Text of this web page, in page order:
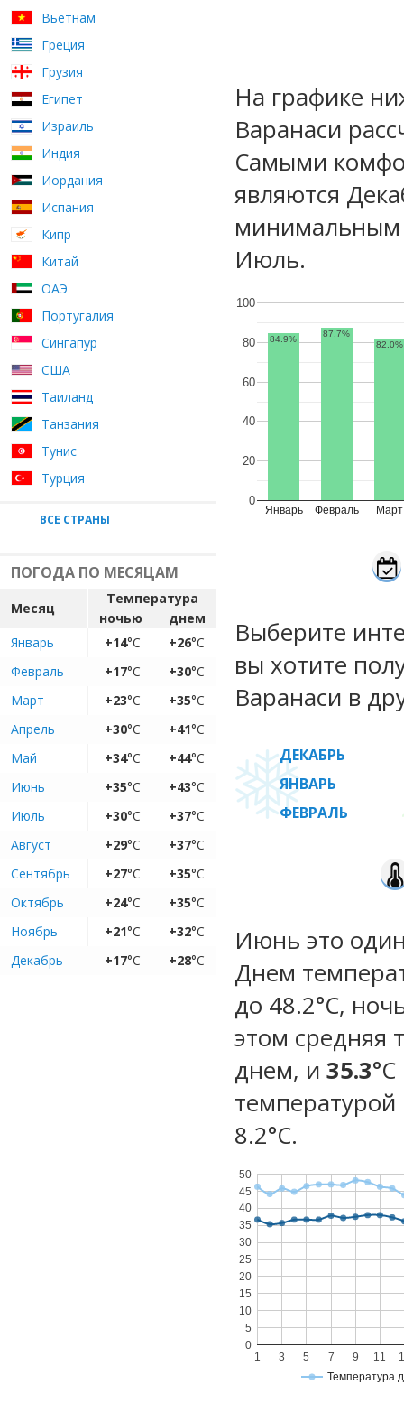
Вьетнам
Греция
Грузия
Египет
Израиль
Индия
Иордания
Испания
Кипр
Китай
ОАЭ
Португалия
Сингапур
США
Таиланд
Танзания
Тунис
Турция
ВСЕ СТРАНЫ
ПОГОДА ПО МЕСЯЦАМ
Месяц
Температура
ночью
днем
Январь
+14°C +26°C
Февраль
+17°C +30°C
Март
+23°C +35°C
Апрель
+30°C +41°C
Май
+34°C +44°C
Июнь
+35°C +43°C
Июль
+30°C +37°C
Август
+29°C +37°C
Сентябрь
+27°C +35°C
Октябрь
+24°C +35°C
Ноябрь
+21°C +32°C
Декабрь
+17°C +28°C
На графике
Варанаси
Самыми
являются
минимальным
Июль.
Январь Февраль Март
0
20
40
60
80
100
84.9%
87.7%
82.0%
Выберите
вы хотите
Варанаси в
ДЕКАБРЬ
ЯНВАРЬ
ФЕВРАЛЬ
Июнь это
Днем
до 48.2°C,
этом средняя
днем, и 35.3
температурой
8.2°С.
Температура
1 3 5 7 9 11
0
5
10
15
20
25
30
35
40
45
50